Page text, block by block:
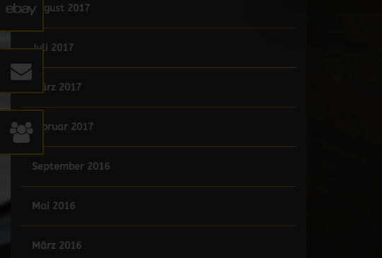
August 2017
Juli 2017
März 2017
Februar 2017
September 2016
Mai 2016
März 2016